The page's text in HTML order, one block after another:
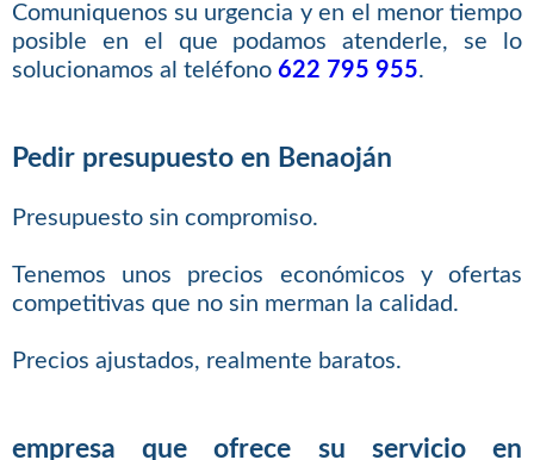
Comuniquenos su urgencia y en el menor tiempo
posible en el que podamos atenderle, se lo
solucionamos al teléfono 622 795 955.
Pedir presupuesto en Benaoján
Presupuesto sin compromiso.
Tenemos unos precios económicos y ofertas
competitivas que no sin merman la calidad.
Precios ajustados, realmente baratos.
empresa que ofrece su servicio en